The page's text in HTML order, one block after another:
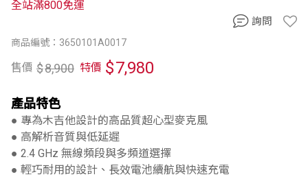
商品編號：3650101A0017
全站滿800免運
售價 $8,900 特價 $7,980
產品特色
● 專為木吉他設計的高品質超心型麥克風
● 高解析音質與低延遲
● 2.4 GHz 無線頻段與多頻道選擇
● 輕巧耐用的設計、長效電池續航與快速充電
詢問